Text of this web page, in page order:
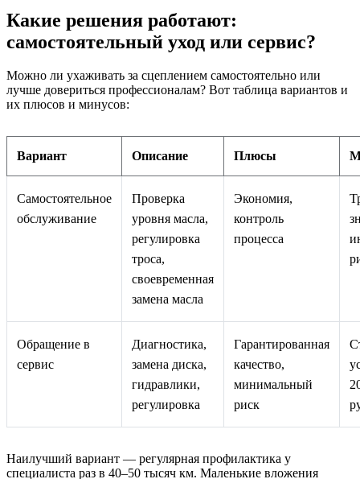
Какие решения работают:
самостоятельный уход или сервис?
Можно ли ухаживать за сцеплением самостоятельно или
лучше довериться профессионалам? Вот таблица вариантов и
их плюсов и минусов:
Вариант Описание Плюсы
Самостоятельное
обслуживание
Проверка
уровня масла,
регулировка
троса,
своевременная
замена масла
Экономия,
контроль
процесса
Обращение в
сервис
Диагностика,
замена диска,
гидравлики,
регулировка
Гарантированная
качество,
минимальный
риск
Наилучший вариант — регулярная профилактика у
специалиста раз в 40–50 тысяч км. Маленькие вложения